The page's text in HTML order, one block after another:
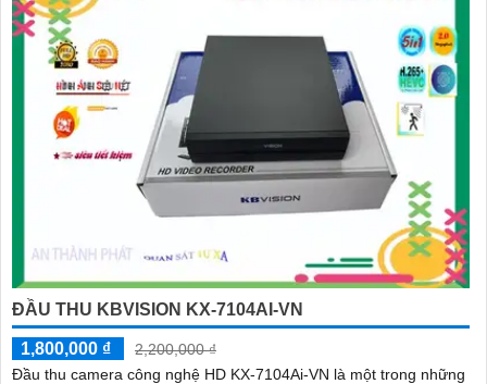
ĐẦU THU KBVISION KX-7104AI-VN
1,800,000 ₫
2,200,000 ₫
Đầu thu camera công nghệ HD KX-7104Ai-VN là một trong những